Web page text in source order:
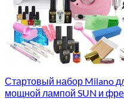
Стартовый набор Milano
мощной лампой SUN и